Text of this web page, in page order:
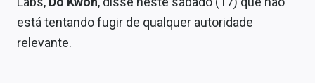
Mercados
Economia
está tentando fugir de qualquer autoridade
relevante.